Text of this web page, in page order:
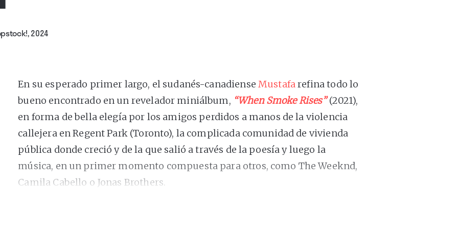
2024
En su esperado primer largo, el sudanés-canadiense Mustafarefina todo lo
bueno encontrado en un revelador miniálbum, “When Smoke Rises”(2021),
en forma de bella elegía por los amigos perdidos a manos de la violencia
callejera en Regent Park (Toronto), la complicada comunidad de vivienda
pública donde creció y de la que salió a través de la poesía y luego la
música, en un primer momento compuesta para otros, como The Weeknd,
Camila Cabello o Jonas Brothers.